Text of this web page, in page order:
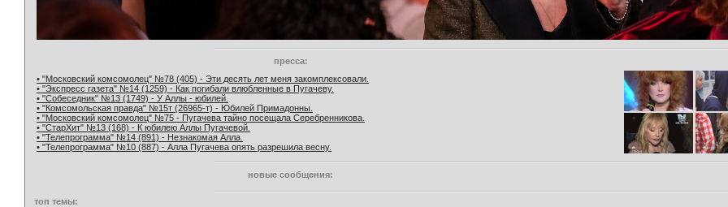
пресса:
• "Московский комсомолец" №78 (405) - Эти десять лет меня закомплексовали.
• "Экспресс газета" №14 (1259) - Как погибали влюбленные в Пугачеву.
• "Собеседник" №13 (1749) - У Аллы - юбилей.
• "Комсомольская правда" №15т (26965-т) - Юбилей Примадонны.
• "Московский комсомолец" №75 - Пугачева тайно посещала Серебренникова.
• "СтарХит" №13 (168) - К юбилею Аллы Пугачевой.
• "Телепрограмма" №14 (891) - Незнакомая Алла.
• "Телепрограмма" №10 (887) - Алла Пугачева опять разрешила весну.
новые сообщения:
топ темы: